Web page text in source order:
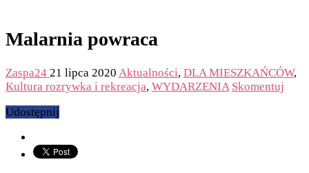
Malarnia powraca
Zaspa24 21 lipca 2020 Aktualności, DLA MIESZKAŃCÓW,
Kultura rozrywka i rekreacja, WYDARZENIA Skomentuj
Udostępnij